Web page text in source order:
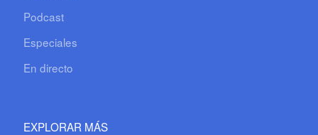
Podcast
Especiales
En directo
EXPLORAR MÁS